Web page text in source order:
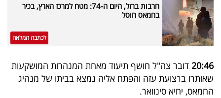
חרבות ברזל, היום ה-74: מטח למרכז הארץ, בכיר
בחמאס חוסל
לכתבה המלאה
20:46 דובר צה"ל חושף תיעוד מאחת המנהרות המושקעות
שאותרו ברצועת עזה והפתח אליה נמצא בביתו של מנהיג
החמאס, יחיא סינוואר.